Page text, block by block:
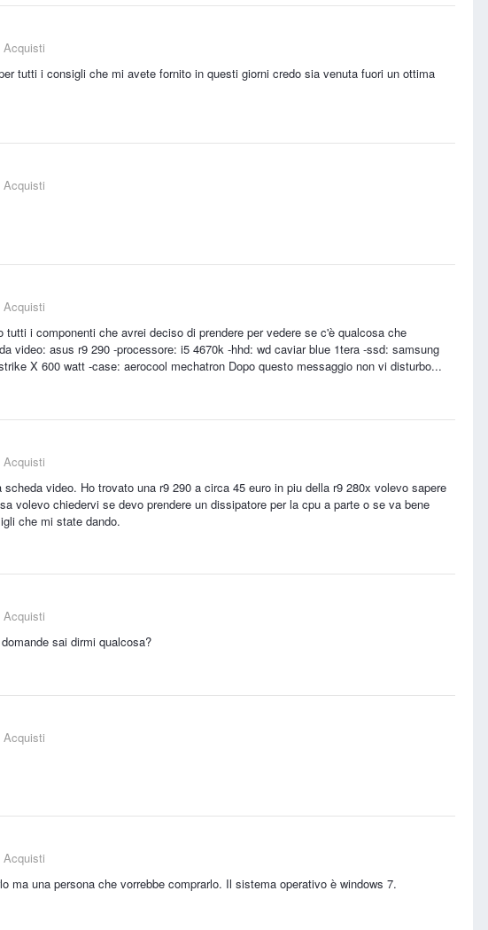
Acquisti
tutti i consigli che mi avete fornito in questi giorni credo sia venuta fuori un ottima
Acquisti
Acquisti
i componenti che avrei deciso di prendere per vedere se c'è qualcosa che
video: asus r9 290 -processore: i5 4670k -hhd: wd caviar blue 1tera -ssd: samsung
X 600 watt -case: aerocool mechatron Dopo questo messaggio non vi disturbo...
Acquisti
video. Ho trovato una r9 290 a circa 45 euro in piu della r9 280x volevo sapere
volevo chiedervi se devo prendere un dissipatore per la cpu a parte o se va bene
che mi state dando.
Acquisti
sai dirmi qualcosa?
Acquisti
Acquisti
una persona che vorrebbe comprarlo. Il sistema operativo è windows 7.